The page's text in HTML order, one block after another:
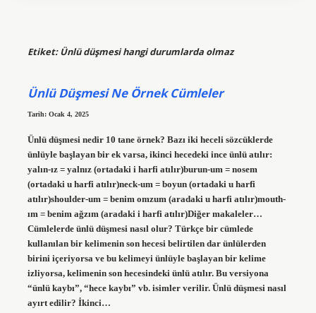
Etiket:Ünlü düşmesi hangi durumlarda olmaz
Ünlü Düşmesi Ne Örnek Cümleler
Tarih: Ocak 4, 2025
Ünlü düşmesi nedir 10 tane örnek? Bazı iki heceli sözcüklerde
ünlüyle başlayan bir ek varsa, ikinci hecedeki ince ünlü atılır:
yalın-ız = yalnız (ortadaki i harfi atılır)burun-um = nosem
(ortadaki u harfi atılır)neck-um = boyun (ortadaki u harfi
atılır)shoulder-um = benim omzum (aradaki u harfi atılır)mouth-
ım = benim ağzım (aradaki i harfi atılır)Diğer makaleler…
Cümlelerde ünlü düşmesi nasıl olur? Türkçe bir cümlede
kullanılan bir kelimenin son hecesi belirtilen dar ünlülerden
birini içeriyorsa ve bu kelimeyi ünlüyle başlayan bir kelime
izliyorsa, kelimenin son hecesindeki ünlü atılır. Bu versiyona
“ünlü kaybı”, “hece kaybı” vb. isimler verilir. Ünlü düşmesi nasıl
ayırt edilir? İkinci…